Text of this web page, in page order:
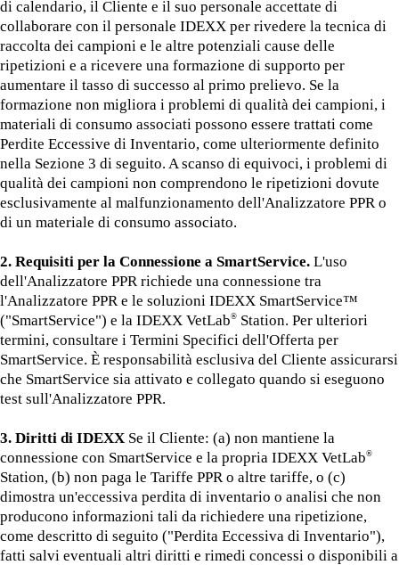
di calendario, il Cliente e il suo personale accettate di
collaborare con il personale IDEXX per rivedere la tecnica di
raccolta dei campioni e le altre potenziali cause delle
ripetizioni e a ricevere una formazione di supporto per
aumentare il tasso di successo al primo prelievo. Se la
formazione non migliora i problemi di qualità dei campioni, i
materiali di consumo associati possono essere trattati come
Perdite Eccessive di Inventario, come ulteriormente definito
nella Sezione 3 di seguito. A scanso di equivoci, i problemi di
qualità dei campioni non comprendono le ripetizioni dovute
esclusivamente al malfunzionamento dell'Analizzatore PPR o
di un materiale di consumo associato.
2. Requisiti per la Connessione a SmartService. L'uso
dell'Analizzatore PPR richiede una connessione tra
l'Analizzatore PPR e le soluzioni IDEXX SmartService™
("SmartService") e la IDEXX VetLab® Station. Per ulteriori
termini, consultare i Termini Specifici dell'Offerta per
SmartService. È responsabilità esclusiva del Cliente assicurarsi
che SmartService sia attivato e collegato quando si eseguono
test sull'Analizzatore PPR.
3. Diritti di IDEXX Se il Cliente: (a) non mantiene la
connessione con SmartService e la propria IDEXX VetLab®
Station, (b) non paga le Tariffe PPR o altre tariffe, o (c)
dimostra un'eccessiva perdita di inventario o analisi che non
producono informazioni tali da richiedere una ripetizione,
come descritto di seguito ("Perdita Eccessiva di Inventario"),
fatti salvi eventuali altri diritti e rimedi concessi o disponibili a